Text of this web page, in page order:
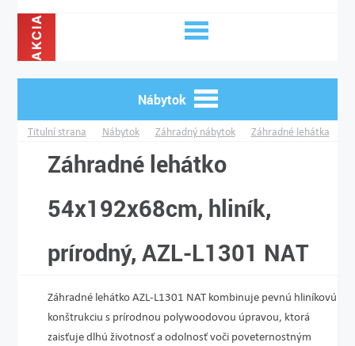
AKCIA
Nábytok
Titulní strana Nábytok Záhradný nábytok Záhradné lehátka
Záhradné lehátko
54x192x68cm, hliník,
prírodný, AZL-L1301 NAT
Záhradné lehátko AZL-L1301 NAT kombinuje pevnú hliníkovú
konštrukciu s prírodnou polywoodovou úpravou, ktorá
zaisťuje dlhú životnosť a odolnosť voči poveternostným